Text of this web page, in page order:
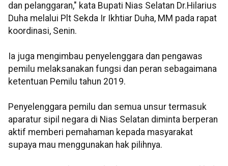
dan pelanggaran," kata Bupati Nias Selatan Dr.Hilarius
Duha melalui Plt Sekda Ir Ikhtiar Duha, MM pada rapat
koordinasi, Senin.
Ia juga mengimbau penyelenggara dan pengawas
pemilu melaksanakan fungsi dan peran sebagaimana
ketentuan Pemilu tahun 2019.
Penyelenggara pemilu dan semua unsur termasuk
aparatur sipil negara di Nias Selatan diminta berperan
aktif memberi pemahaman kepada masyarakat
supaya mau menggunakan hak pilihnya.